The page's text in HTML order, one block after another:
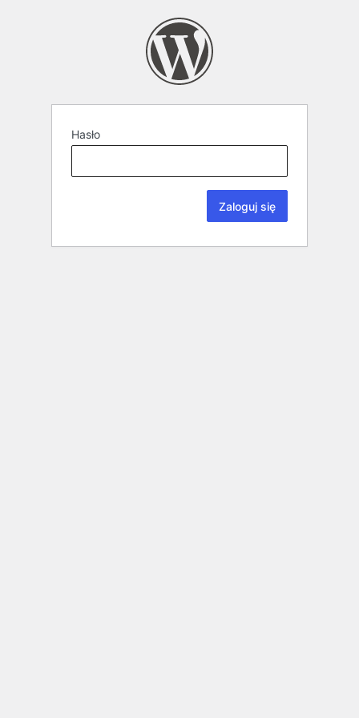
Hasło